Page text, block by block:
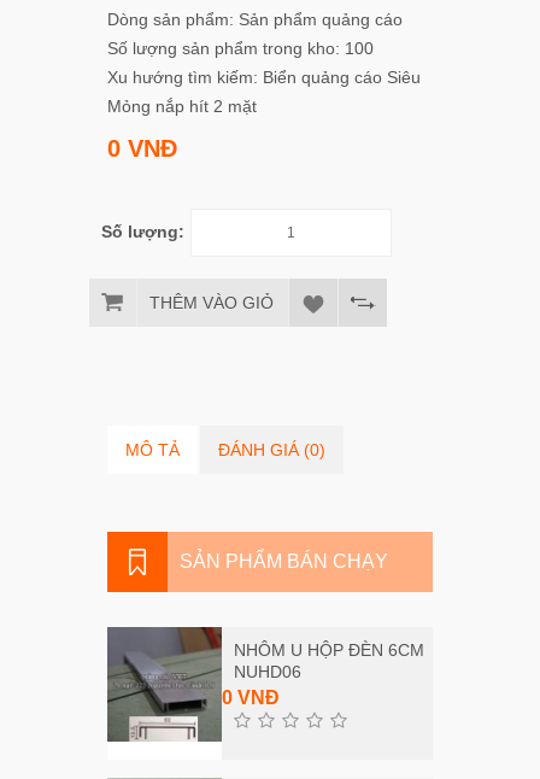
Dòng sản phẩm: Sản phẩm quảng cáo
Số lượng sản phẩm trong kho: 100
Xu hướng tìm kiếm: Biển quảng cáo Siêu
Mỏng nắp hít 2 mặt
0 VNĐ
Số lượng:
THÊM VÀO GIỎ
MÔ TẢ ĐÁNH GIÁ (0)
SẢN PHẨM BÁN CHẠY
NHÔM U HỘP ĐÈN 6CM
NUHD06
0 VNĐ